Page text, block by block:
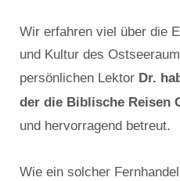
Wir erfahren viel über die
und Kultur des
persönlichen Lektor Dr.
der die Biblische Reisen
und hervorragend betreut.
Wie ein solcher